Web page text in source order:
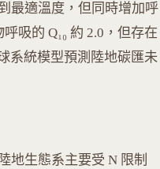
最適溫度，但同時增加呼
吸的 Q₁₀ 約 2.0，但存在
系統模型預測陸地碳匯未
地生態系主要受 N 限制